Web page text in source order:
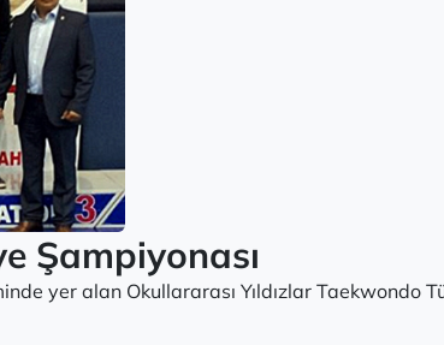
Şampiyonası
yer alan Okullararası Yıldızlar Taekwondo